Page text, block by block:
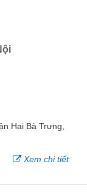
Hai Bà Trưng,
Xem chi tiết